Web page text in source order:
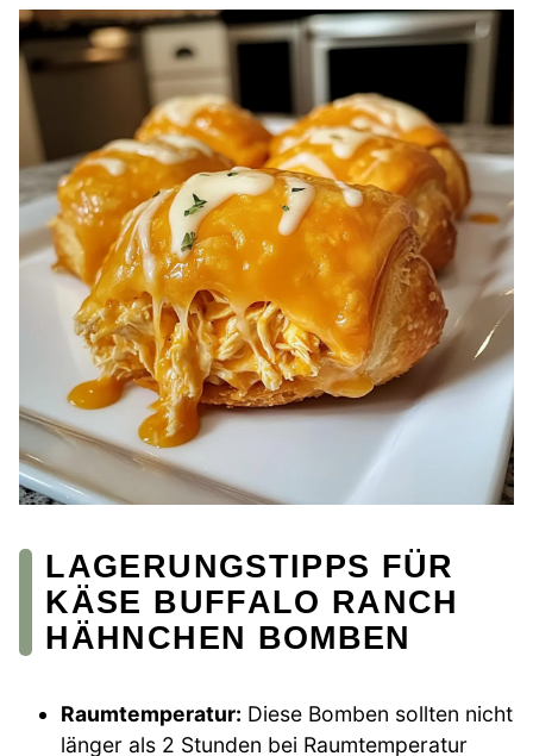
LAGERUNGSTIPPS FÜR
KÄSE BUFFALO RANCH
HÄHNCHEN BOMBEN
Raumtemperatur: Diese Bomben sollten nicht
länger als 2 Stunden bei Raumtemperatur